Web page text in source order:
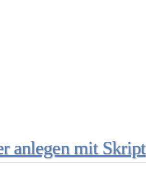
anlegen mit Skript